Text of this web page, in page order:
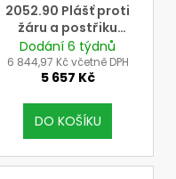
2052.90 Plášť proti
žáru a postřiku
taveninou se
zapínáním vpředu -
suchý zip,
spony, druky, 90 cm
Dodání 6 týdnů
6 844,97 Kč včetně DPH
5 657 Kč
DO KOŠÍKU